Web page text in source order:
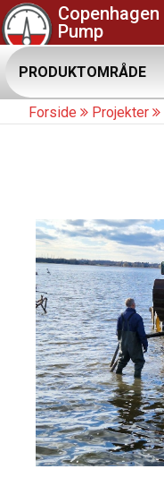
Copenhagen
Pump
PRODUKTOMRÅDE
Forside Projekter